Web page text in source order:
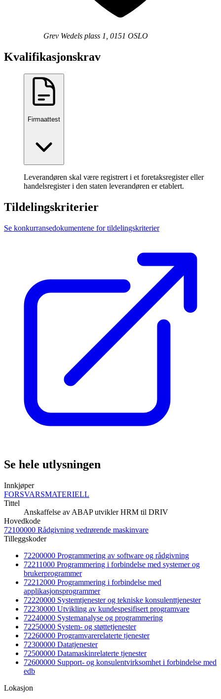
Grev Wedels plass 1, 0151 OSLO
Kvalifikasjonskrav
Firmaattest
Leverandøren skal være registrert i et foretaksregister eller
handelsregister i den staten leverandøren er etablert.
Tildelingskriterier
Se konkurransedokumentene for tildelingskriterier
Se hele utlysningen
Innkjøper
FORSVARSMATERIELL
Tittel
Anskaffelse av ABAP utvikler HRM til DRIV
Hovedkode
72100000 Rådgivning vedrørende maskinvare
Tilleggskoder
72200000 Programmering av software og rådgivning
72211000 Programmering i forbindelse med systemer og
brukerprogrammer
72212000 Programmering i forbindelse med
applikasjonsprogrammer
72220000 Systemtjenester og tekniske konsulenttjenester
72230000 Utvikling av kundespesifisert programvare
72240000 Systemanalyse og programmering
72250000 System- og støttetjenester
72260000 Programvarerelaterte tjenester
72300000 Datatjenester
72500000 Datamaskinrelaterte tjenester
72600000 Support- og konsulentvirksomhet i forbindelse med
edb
Lokasjon